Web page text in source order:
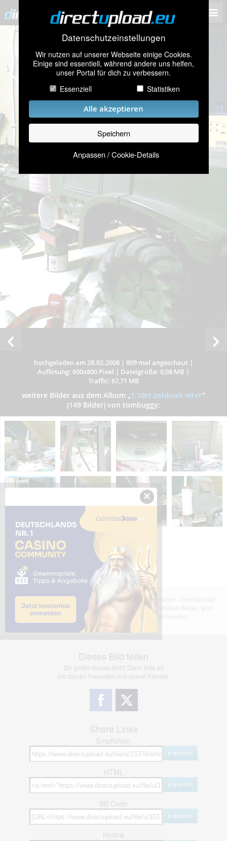
Datenschutzeinstellungen
Wir nutzen auf unserer Webseite einige Cookies.
Einige sind essentiell, während andere uns helfen,
unser Portal für dich zu verbessern.
Essenziell
Statistiken
Alle akzeptieren
Speichern
Anpassen / Cookie-Details
hochgeladen am 28.02.2008 | 809 mal angeschaut |
Auflösung: 600x800 Pixel | Dateigröße: 0,08 MB |
Traffic: 67,71 MB
weitere Bilder aus dem Album „1:10rc.oshkosh mtvr”
(149 Bilder) von tombuggy:
Das dargestellte Bild wurde von einem Nutzer hochgeladen. Directupload
übernimmt keinerlei Haftung für den Inhalt des dargestellten Bildes, wird
jedoch bei Verstößen nach §2(3) unserer AGB handeln.
Dieses Bild teilen
Dir gefällt dieses Bild? Dann teile es
mit deinen Freunden und deiner Familie.
Share Links
Empfohlen
kopieren
HTML
kopieren
BB Code
kopieren
Hotlink
×